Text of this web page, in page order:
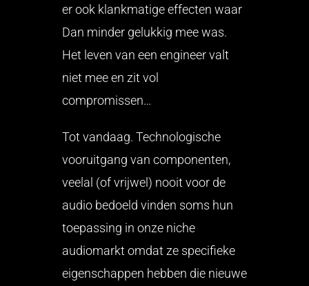
er ook klankmatige effecten waar
Dan minder gelukkig mee was.
Het leven van een engineer valt
niet mee en zit vol
compromissen…
Tot vandaag. Technologische
vooruitgang van componenten,
veelal (of vrijwel) nooit voor de
audio bedoeld vinden soms hun
toepassing in onze niche
audiomarkt omdat ze specifieke
eigenschappen hebben die nieuwe